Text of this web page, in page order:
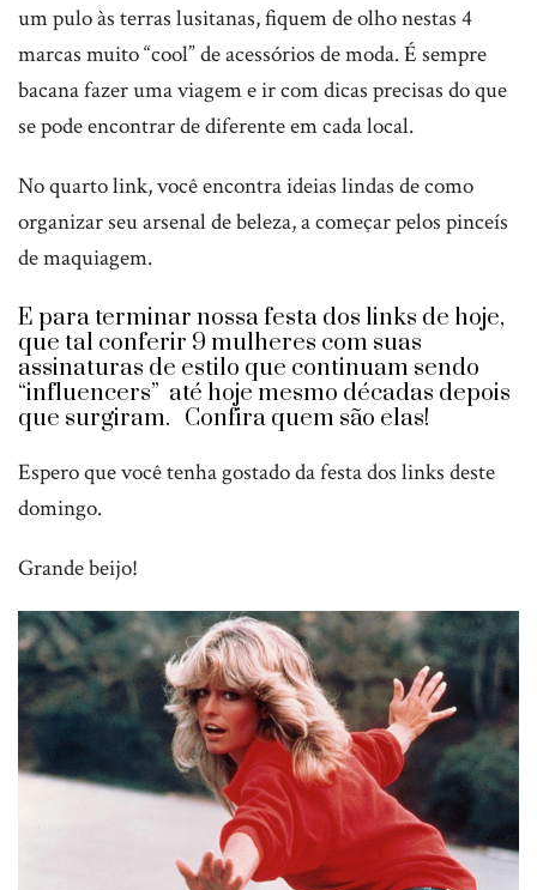
um pulo às terras lusitanas, fiquem de olho nestas 4
marcas muito “cool” de acessórios de moda. É sempre
bacana fazer uma viagem e ir com dicas precisas do que
se pode encontrar de diferente em cada local.
No quarto link, você encontra ideias lindas de como
organizar seu arsenal de beleza, a começar pelos pinceís
de maquiagem.
E para terminar nossa festa dos links de hoje,
que tal conferir 9 mulheres com suas
assinaturas de estilo que continuam sendo
“influencers” até hoje mesmo décadas depois
que surgiram. Confira quem são elas!
Espero que você tenha gostado da festa dos links deste
domingo.
Grande beijo!